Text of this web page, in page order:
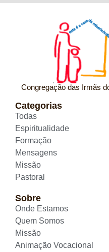
Congregação das Irmãs
Categorias
Todas
Espiritualidade
Formação
Mensagens
Missão
Pastoral
Sobre
Onde Estamos
Quem Somos
Missão
Animação Vocacional